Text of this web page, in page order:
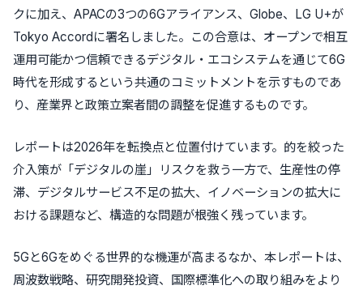
クに加え、APACの3つの6Gアライアンス、Globe、LG U+が
Tokyo Accordに署名しました。この合意は、オープンで相互
運用可能かつ信頼できるデジタル・エコシステムを通じて6G
時代を形成するという共通のコミットメントを示すものであ
り、産業界と政策立案者間の調整を促進するものです。
レポートは2026年を転換点と位置付けています。的を絞った
介入策が「デジタルの崖」リスクを救う一方で、生産性の停
滞、デジタルサービス不足の拡大、イノベーションの拡大に
おける課題など、構造的な問題が根強く残っています。
5Gと6Gをめぐる世界的な機運が高まるなか、本レポートは、
周波数戦略、研究開発投資、国際標準化への取り組みをより